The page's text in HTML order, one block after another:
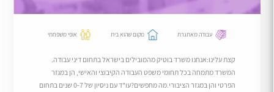
עבודה מאתגרת מקום שהוא בית אופי משפחתי
קצת עלינו:אנחנו משרד בוטיק מהמובילים בישראל בתחום דיני עבודה.
המשרד מתמחה בכל תחומי משפט העבודה הקיבוצי והאישי, הן במגזר
הפרטי והן במגזר הציבורי.מה מחפשים?עו"ד עם ניסיון של 0-7 שנים בתחום